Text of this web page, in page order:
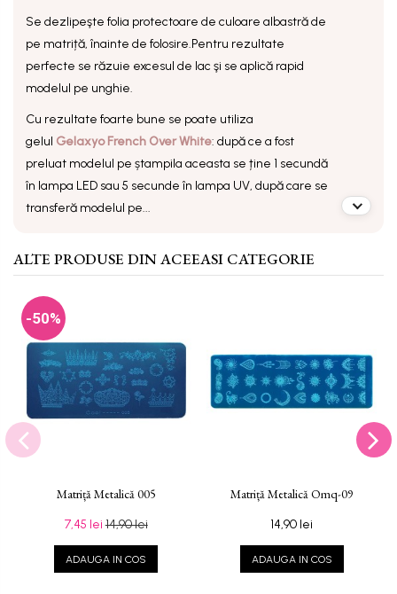
Se dezlipeşte folia protectoare de culoare albastră de
pe matriță, înainte de folosire.Pentru rezultate
perfecte se răzuie excesul de lac şi se aplică rapid
modelul pe unghie.
Cu rezultate foarte bune se poate utiliza
gelul Gelaxyo French Over White: după ce a fost
preluat modelul pe ștampila aceasta se ține 1 secundă
în lampa LED sau 5 secunde în lampa UV, după care se
transferă modelul pe...
ALTE PRODUSE DIN ACEEASI CATEGORIE
-50%
Matriță Metalică 005
7,45 lei14,90 lei
ADAUGA IN COS
Matriță Metalică Omq-09
14,90 lei
ADAUGA IN COS